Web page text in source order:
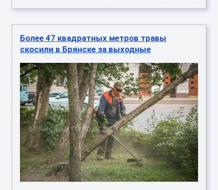
Более 47 квадратных метров травы
скосили в Брянске за выходные